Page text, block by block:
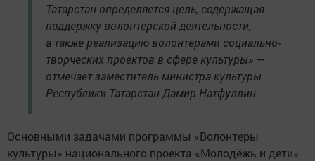
Татарстан определяется цель, содержащая
поддержку волонтерской деятельности,
а также реализацию волонтерами социально-
творческих проектов в сфере культуры» —
отмечает заместитель министра культуры
Республики Татарстан Дамир Натфуллин.
Основными задачами программы «Волонтеры
культуры» национального проекта «Молодёжь и дети»